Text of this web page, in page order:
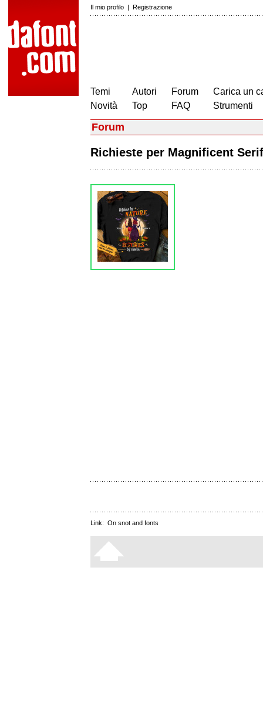
Il mio profilo | Registrazione
Temi
Novità
Autori
Top
Forum
FAQ
Carica un
Strumenti
Forum
Richieste per Magnificent
Link: On snot and fonts